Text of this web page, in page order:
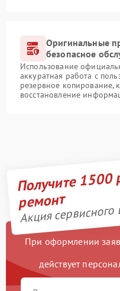
Оригинальные
безопасное
Использование
аккуратная работа с
резервное копирование,
восстановление
Получите 1500
ремонт
Акция
При оформлении
действует